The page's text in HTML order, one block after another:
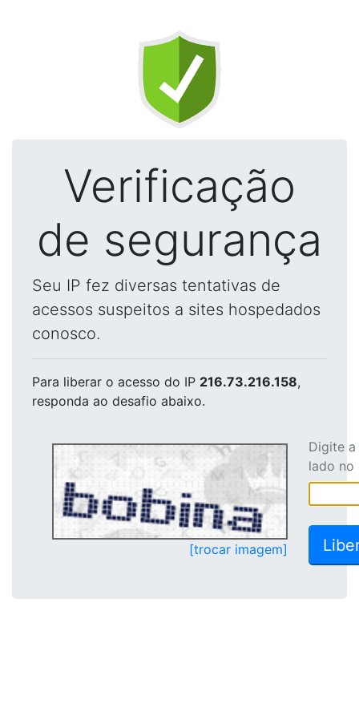
Verificação
de segurança
Seu IP fez diversas tentativas de
acessos suspeitos a sites hospedados
conosco.
Para liberar o acesso do IP 216.73.216.158,
responda ao desafio abaixo.
[trocar imagem]
Digite
lado no